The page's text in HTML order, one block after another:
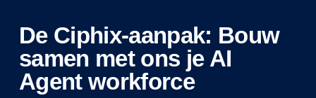
De Ciphix-aanpak: Bouw
samen met ons je AI
Agent workforce